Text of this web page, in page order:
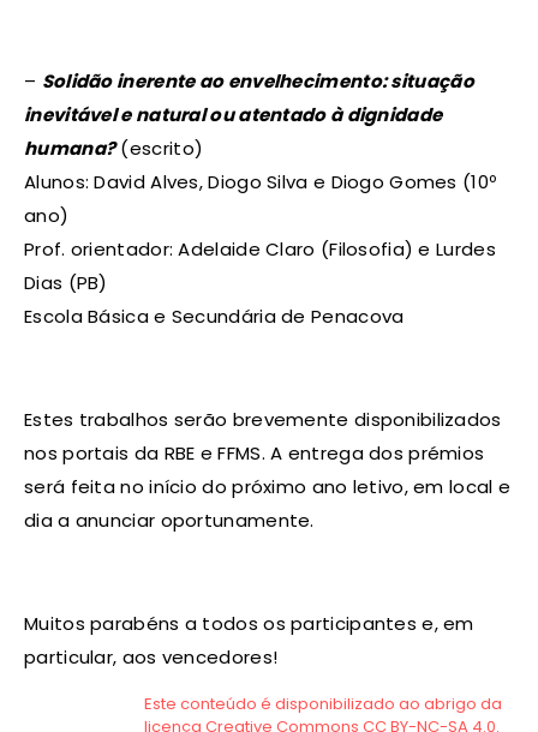
– Solidão inerente ao envelhecimento: situação
inevitável e natural ou atentado à dignidade
humana?(escrito)
Alunos: David Alves, Diogo Silva e Diogo Gomes (10º
ano)
Prof. orientador: Adelaide Claro (Filosofia) e Lurdes
Dias (PB)
Escola Básica e Secundária de Penacova
Estes trabalhos serão brevemente disponibilizados
nos portais da RBE e FFMS. A entrega dos prémios
será feita no início do próximo ano letivo, em local e
dia a anunciar oportunamente.
Muitos parabéns a todos os participantes e, em
particular, aos vencedores!